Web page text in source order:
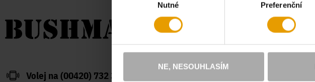
Nutné Preferenční
NE, NESOUHLASÍM
Volej na (00420) 732 387 626